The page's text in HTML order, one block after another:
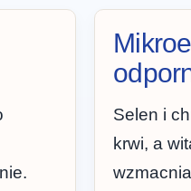
Selen i
krwi, a